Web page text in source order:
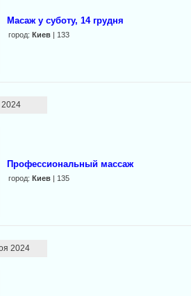
Масаж у суботу, 14 гpyдня
город: Киев| 133
Профессиональный массаж
город: Киев| 135
2024